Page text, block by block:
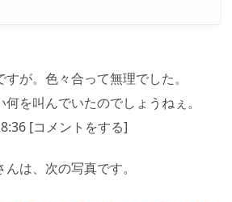
が。色々合って無理でした。
を叫んでいたのでしょうねぇ。
[コメントをする]
は、次の写真です。